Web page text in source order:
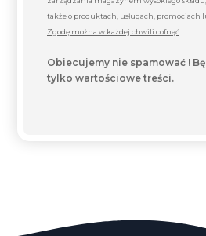
także o produktach, usługach,
Zgodę można w każdej chwili cofnąć.
Obiecujemy nie spamować !
tylko wartościowe treści.